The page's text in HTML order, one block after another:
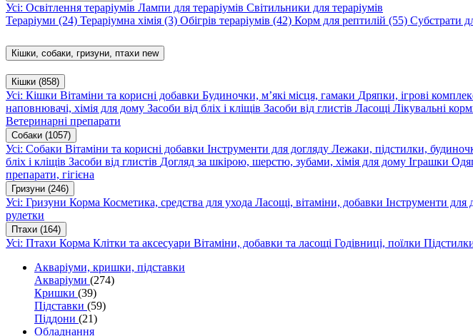
Усі: Освітлення тераріумів Лампи для тераріумів Світильники для тераріумів
Тераріуми (24) Тераріумна хімія (3) Обігрів тераріумів (42) Корм для рептилій (55) Субстрати
Кішки, собаки, гризуни, птахи new
Кішки (858)
Усі: Кішки Вітаміни та корисні добавки Будиночки, м’які місця, гамаки Дряпки, ігрові
наповнювачі, хімія для дому Засоби від бліх і кліщів Засоби від глистів Ласощі Лікувальні
Ветеринарні препарати
Собаки (1057)
Усі: Собаки Вітаміни та корисні добавки Інструменти для догляду Лежаки, підстилки,
бліх і кліщів Засоби від глистів Догляд за шкірою, шерстю, зубами, хімія для дому Іграшки
препарати, гігієна
Гризуни (246)
Усі: Гризуни Корма Косметика, средства для ухода Ласощі, вітаміни, добавки Інструменти для
рулетки
Птахи (164)
Усі: Птахи Корма Клітки та аксесуари Вітаміни, добавки та ласощі Годівниці, поїлки
Акваріуми, кришки, підставки
Акваріуми (274)
Кришки (39)
Підставки (59)
Піддони (21)
Обладнання